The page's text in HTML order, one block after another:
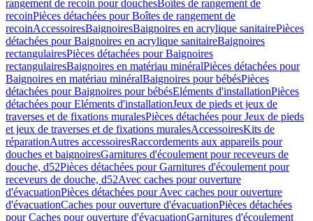
rangement de recoin pour douchesBoîtes de rangement de
recoinPièces détachées pour Boîtes de rangement de
recoinAccessoiresBaignoiresBaignoires en acrylique sanitairePièces
détachées pour Baignoires en acrylique sanitaireBaignoires
rectangulairesPièces détachées pour Baignoires
rectangulairesBaignoires en matériau minéralPièces détachées pour
Baignoires en matériau minéralBaignoires pour bébésPièces
détachées pour Baignoires pour bébésEléments d'installationPièces
détachées pour Eléments d'installationJeux de pieds et jeux de
traverses et de fixations muralesPièces détachées pour Jeux de pieds
et jeux de traverses et de fixations muralesAccessoiresKits de
réparationAutres accessoiresRaccordements aux appareils pour
douches et baignoiresGarnitures d'écoulement pour receveurs de
douche, d52Pièces détachées pour Garnitures d'écoulement pour
receveurs de douche, d52Avec caches pour ouverture
d'évacuationPièces détachées pour Avec caches pour ouverture
d'évacuationCaches pour ouverture d'évacuationPièces détachées
pour Caches pour ouverture d'évacuationGarnitures d'écoulement